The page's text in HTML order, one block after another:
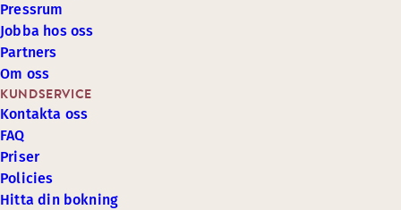
KUNDSERVICE
Kontakta oss
FAQ
Priser
Policies
Hitta din bokning
Pressrum
Jobba hos oss
Partners
Om oss